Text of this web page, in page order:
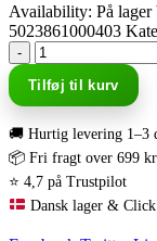
Availability: På lager
5023861000403
-
Tilføj til kurv
🚚 Hurtig levering 1–3
📦 Fri fragt over 699
⭐ 4,7 på Trustpilot
Dansk lager &